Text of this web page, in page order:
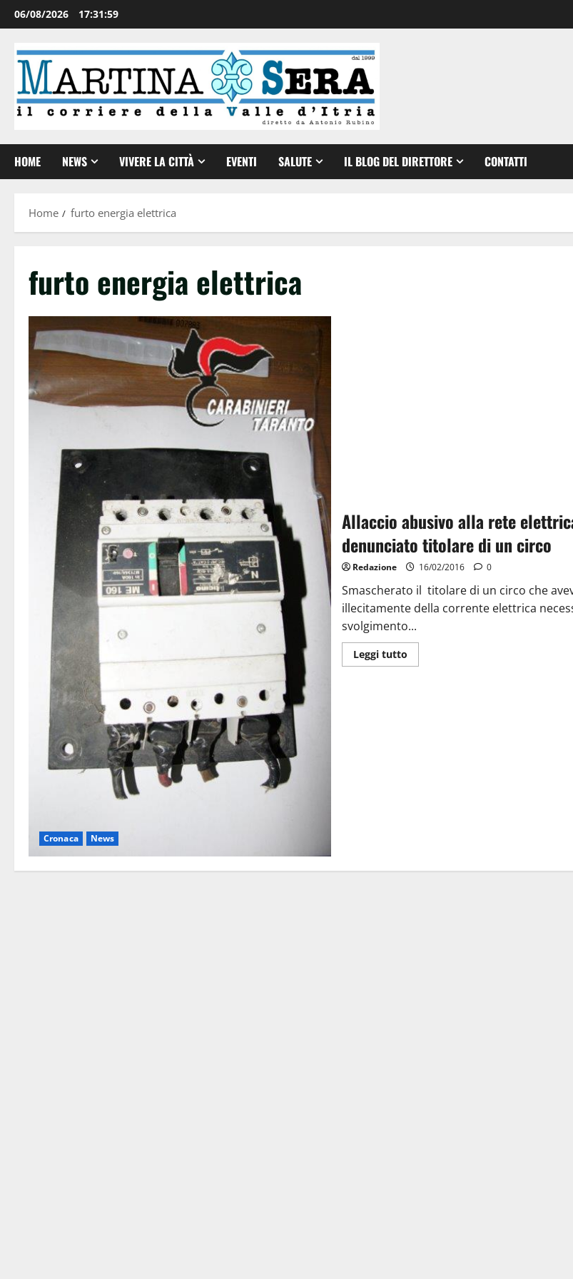
06/08/2026 17:31:59
HOME NEWS VIVERE LA CITTÀ EVENTI SALUTE IL BLOG DEL DIRETTORE CONTATTI
Home furto energia elettrica
furto energia elettrica
Cronaca News
Allaccio abusivo alla rete
denunciato titolare di un circo
Redazione 16/02/2016 0
Smascherato il titolare di un circo che
illecitamente della corrente elettrica
svolgimento...
Leggi tutto